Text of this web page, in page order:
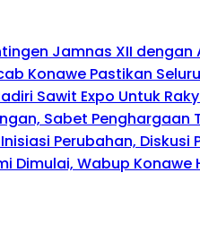
Jamnas XII
Konawe Pastikan
Sawit Expo Untuk
Sabet Penghargaan
Perubahan,
Dimulai, Wabup